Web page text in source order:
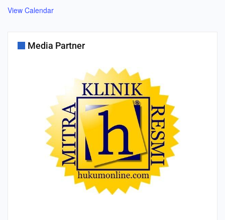
View Calendar
Media Partner